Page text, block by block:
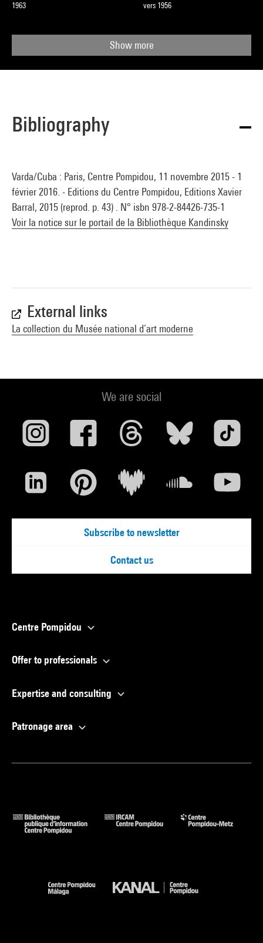
1963
vers 1956
Show more
Bibliography
Varda/Cuba : Paris, Centre Pompidou, 11 novembre 2015 - 1
février 2016. - Editions du Centre Pompidou, Editions Xavier
Barral, 2015 (reprod. p. 43) . N° isbn 978-2-84426-735-1
Voir la notice sur le portail de la Bibliothèque Kandinsky
External links
La collection du Musée national d’art moderne
We are social
Subscribe to newsletter
Contact us
Centre Pompidou
Offer to professionals
Expertise and consulting
Patronage area